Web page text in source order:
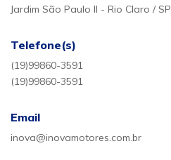
Jardim São Paulo II - Rio Claro / SP
Telefone(s)
(19)99860-3591
(19)99860-3591
Email
inova@inovamotores.com.br